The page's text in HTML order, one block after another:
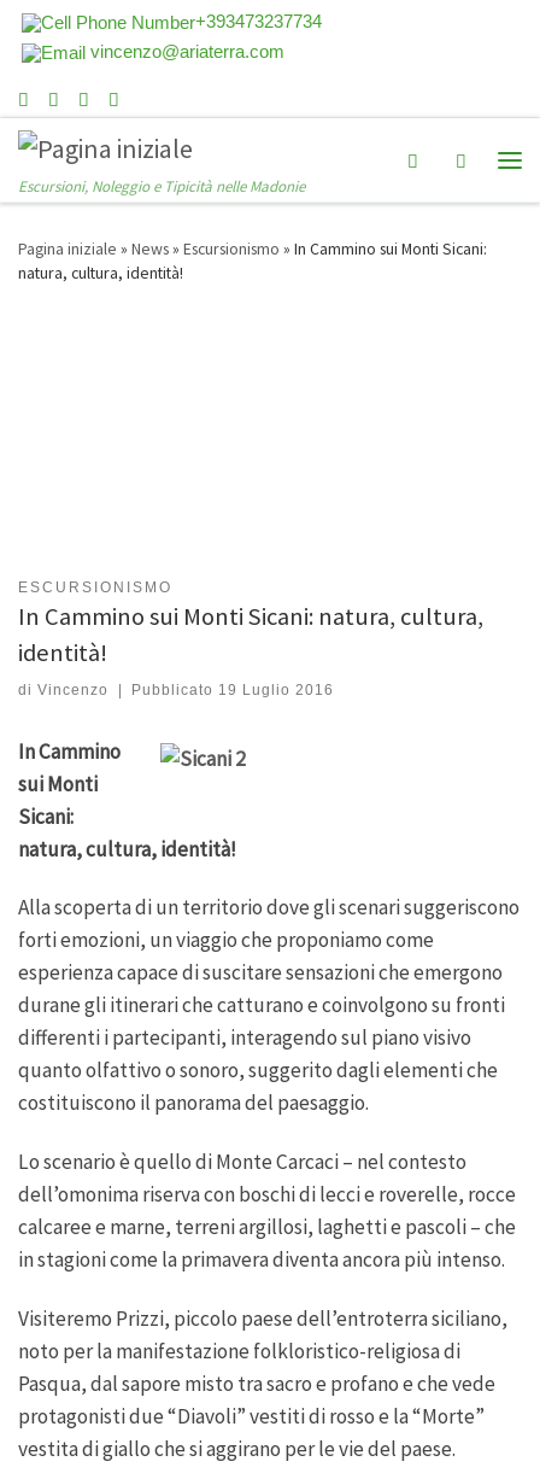
+393473237734
vincenzo@ariaterra.com
Escursioni, Noleggio e Tipicità nelle Madonie
Search
Pagina iniziale » News» Escursionismo » In Cammino sui Monti Sicani:
natura, cultura, identità!
ESCURSIONISMO
In Cammino sui Monti Sicani: natura, cultura,
identità!
di Vincenzo | Pubblicato 19 Luglio 2016
In Cammino
sui Monti
Sicani:
natura, cultura, identità!
Alla scoperta di un territorio dove gli scenari suggeriscono
forti emozioni, un viaggio che proponiamo come
esperienza capace di suscitare sensazioni che emergono
durane gli itinerari che catturano e coinvolgono su fronti
differenti i partecipanti, interagendo sul piano visivo
quanto olfattivo o sonoro, suggerito dagli elementi che
costituiscono il panorama del paesaggio.
Lo scenario è quello di Monte Carcaci – nel contesto
dell’omonima riserva con boschi di lecci e roverelle, rocce
calcaree e marne, terreni argillosi, laghetti e pascoli – che
in stagioni come la primavera diventa ancora più intenso.
Visiteremo Prizzi, piccolo paese dell’entroterra siciliano,
noto per la manifestazione folkloristico-religiosa di
Pasqua, dal sapore misto tra sacro e profano e che vede
protagonisti due “Diavoli” vestiti di rosso e la “Morte”
vestita di giallo che si aggirano per le vie del paese.